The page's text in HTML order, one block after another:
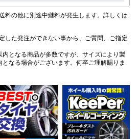
料の他に別途中継料が発生します。詳しくは
した発注ができない事から、ご質問、ご指定
となる商品が多数ですが、サイズにより製
なる場合がございます。何卒ご理解賜りま